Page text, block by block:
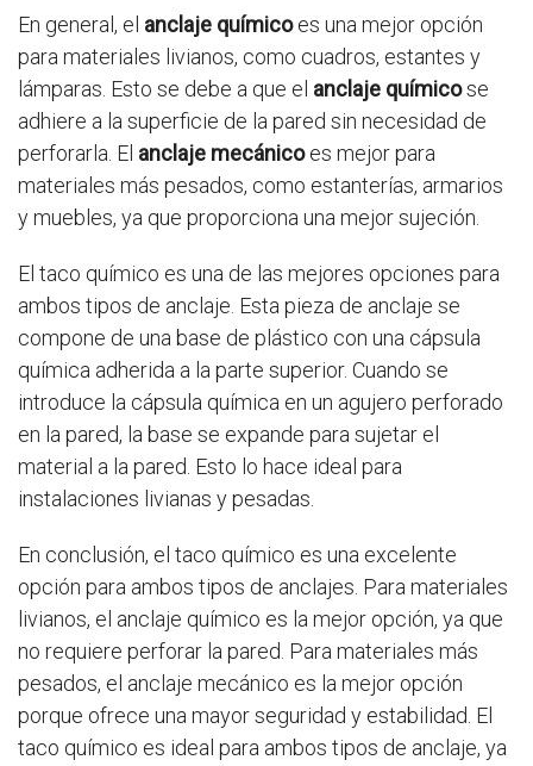
En general, el anclaje químicoes una mejor opción
para materiales livianos, como cuadros, estantes y
lámparas. Esto se debe a que el anclaje químicose
adhiere a la superficie de la pared sin necesidad de
perforarla. El anclaje mecánicoes mejor para
materiales más pesados, como estanterías, armarios
y muebles, ya que proporciona una mejor sujeción.
El taco químico es una de las mejores opciones para
ambos tipos de anclaje. Esta pieza de anclaje se
compone de una base de plástico con una cápsula
química adherida a la parte superior. Cuando se
introduce la cápsula química en un agujero perforado
en la pared, la base se expande para sujetar el
material a la pared. Esto lo hace ideal para
instalaciones livianas y pesadas.
En conclusión, el taco químico es una excelente
opción para ambos tipos de anclajes. Para materiales
livianos, el anclaje químico es la mejor opción, ya que
no requiere perforar la pared. Para materiales más
pesados, el anclaje mecánico es la mejor opción
porque ofrece una mayor seguridad y estabilidad. El
taco químico es ideal para ambos tipos de anclaje, ya